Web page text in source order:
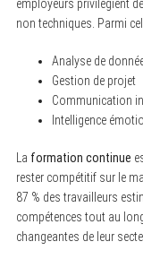
employeurs privilégient
non techniques. Parmi
Analyse de
Gestion de projet
Communication
Intelligence
La formation continue
rester compétitif sur le
87 % des travailleurs
compétences tout au
changeantes de leur